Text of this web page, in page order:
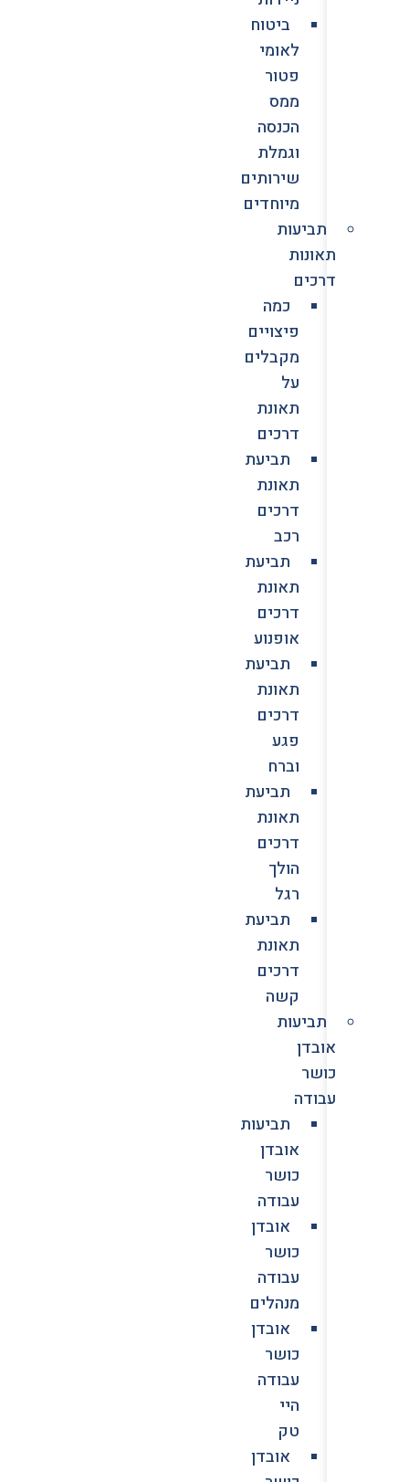
ביטוח
לאומי
פטור
ממס
הכנסה
וגמלת
שירותים
מיוחדים
תביעות
תאונות
דרכים
כמה
פיצויים
מקבלים
על
תאונת
דרכים
תביעת
תאונת
דרכים
רכב
תביעת
תאונת
דרכים
אופנוע
תביעת
תאונת
דרכים
פגע
וברח
תביעת
תאונת
דרכים
הולך
רגל
תביעת
תאונת
דרכים
קשה
תביעות
אובדן
כושר
עבודה
תביעות
אובדן
כושר
עבודה
אובדן
כושר
עבודה
מנהלים
אובדן
כושר
עבודה
היי
טק
אובדן